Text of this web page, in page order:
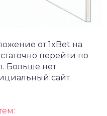
от 1xBet на
перейти по
Больше нет
сайт